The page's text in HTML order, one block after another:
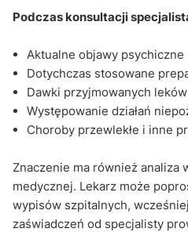
Podczas konsultacji
Aktualne objawy psychiczne
Dotychczas stosowane
Dawki przyjmowanych leków
Występowanie działań
Choroby przewlekłe i inne
Znaczenie ma również analiza
medycznej. Lekarz może
wypisów szpitalnych,
zaświadczeń od specjalisty